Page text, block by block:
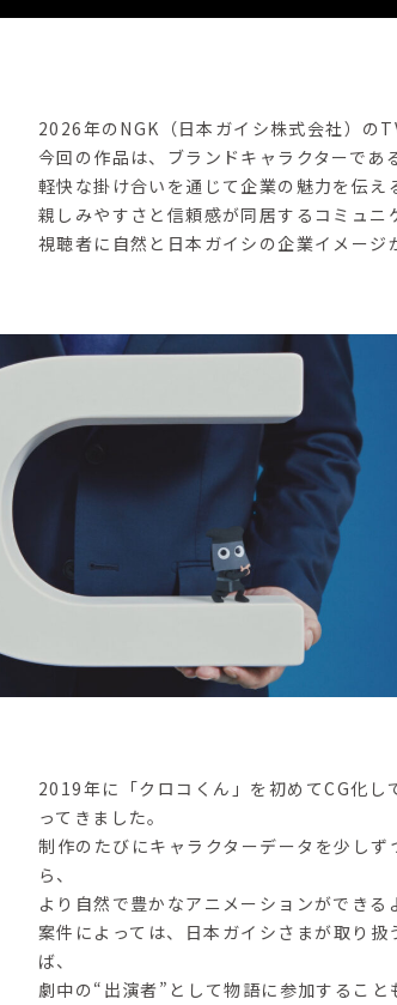
2026年のNGK（日本ガイシ株式会社）の
今回の作品は、ブランドキャラクターであ
軽快な掛け合いを通じて企業の魅力を伝え
親しみやすさと信頼感が同居するコミュニ
視聴者に自然と日本ガイシの企業イメージ
2019年に「クロコくん」を初めてCG化
ってきました。
制作のたびにキャラクターデータを少し
ら、
より自然で豊かなアニメーションができる
案件によっては、日本ガイシさまが取り
ば、
劇中の“出演者”として物語に参加すること